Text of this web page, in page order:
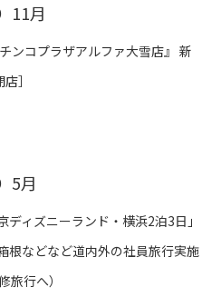
11月
ンコプラザアルファ大雪店』 新
］
5月
ィズニーランド・横浜2泊3日」
根などなど道内外の社員旅行実施
旅行へ）